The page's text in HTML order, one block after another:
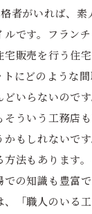
者がいれば、
です。フラン
宅販売を行う住
トにどのような
いらないのです
ういう工務店
もしれないです
法もあります
の知識も豊富
、「職人のい